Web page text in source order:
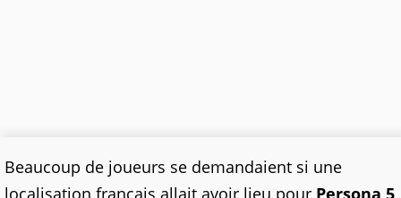
Beaucoup de joueurs se demandaient si une